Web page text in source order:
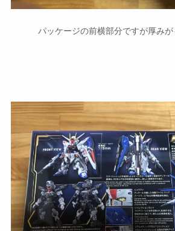
パッケージの前横部分ですが厚み